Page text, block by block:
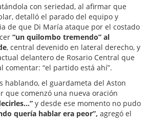
con seriedad, al afirmar que
detalló el parado del equipo y
de que Di María ataque por el costado
“un quilombo tremendo” al
, central devenido en lateral derecho, y
delantero de Rosario Central que
comentar: “el partido está ahí”.
hablando, el guardameta del Aston
que comenzó una nueva oración
y desde ese momento no pudo
quería hablar era peor”, agregó el